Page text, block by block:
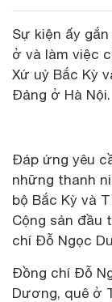
Sự kiện ấy
ở và làm việc
Xứ uỷ Bắc Kỳ
Đảng ở Hà Nội.
Đáp ứng yêu
những thanh
bộ Bắc Kỳ và
Cộng sản đầu
chí Đỗ Ngọc
Đồng chí Đỗ
Dương, quê ở